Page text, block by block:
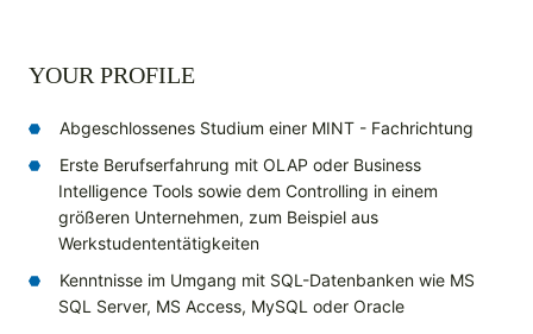
YOUR PROFILE
Abgeschlossenes Studium einer MINT - Fachrichtung
Erste Berufserfahrung mit OLAP oder Business
Intelligence Tools sowie dem Controlling in einem
größeren Unternehmen, zum Beispiel aus
Werkstudententätigkeiten
Kenntnisse im Umgang mit SQL-Datenbanken wie MS
SQL Server, MS Access, MySQL oder Oracle